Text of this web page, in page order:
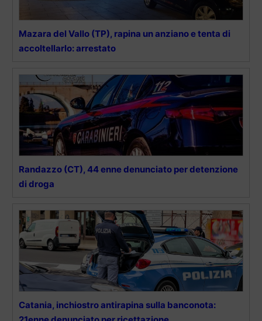
Mazara del Vallo (TP), rapina un anziano e tenta di
accoltellarlo: arrestato
Randazzo (CT), 44 enne denunciato per detenzione
di droga
Catania, inchiostro antirapina sulla banconota: